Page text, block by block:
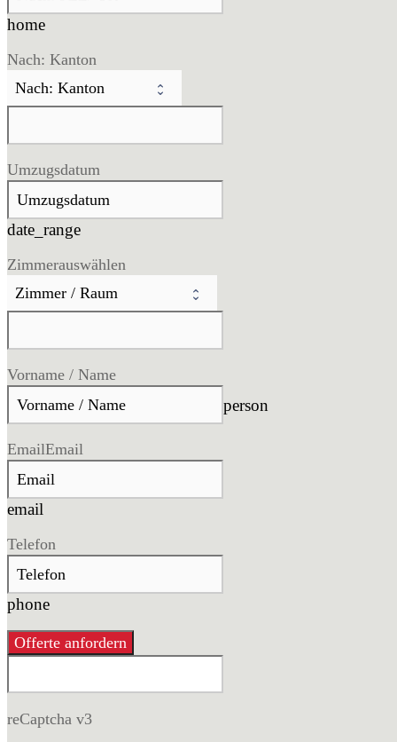
home
Nach: Kanton
Umzugsdatum
date_range
Zimmerauswählen
Vorname / Name
person
EmailEmail
email
Telefon
phone
Offerte anfordern
reCaptcha v3